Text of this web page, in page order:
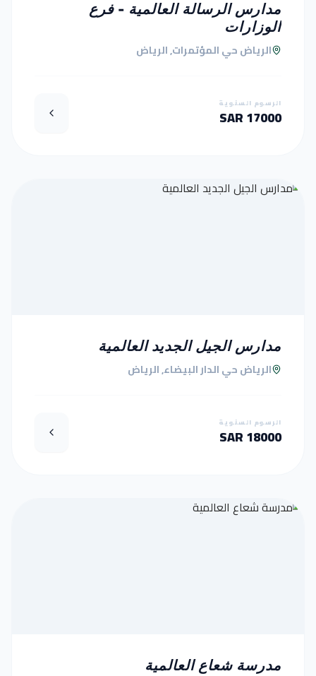
مدارس الرسالة العالمية - فرع
الوزارات
الرياض حي المؤتمرات, الرياض
الرسوم السنوية
17000 SAR
مدارس الجيل الجديد العالمية
الرياض حي الدار البيضاء, الرياض
الرسوم السنوية
18000 SAR
مدرسة شعاع العالمية